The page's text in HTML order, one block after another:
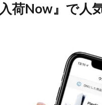
荷Now』で人